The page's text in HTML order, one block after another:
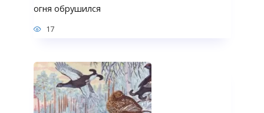
огня обрушился
17